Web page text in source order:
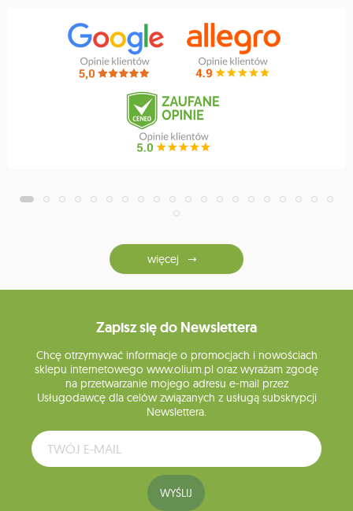
więcej
Zapisz się do Newslettera
Chcę otrzymywać informacje o promocjach i nowościach
sklepu internetowego www.olium.pl oraz wyrażam zgodę
na przetwarzanie mojego adresu e-mail przez
Usługodawcę dla celów związanych z usługą subskrypcji
Newslettera.
WYŚLIJ